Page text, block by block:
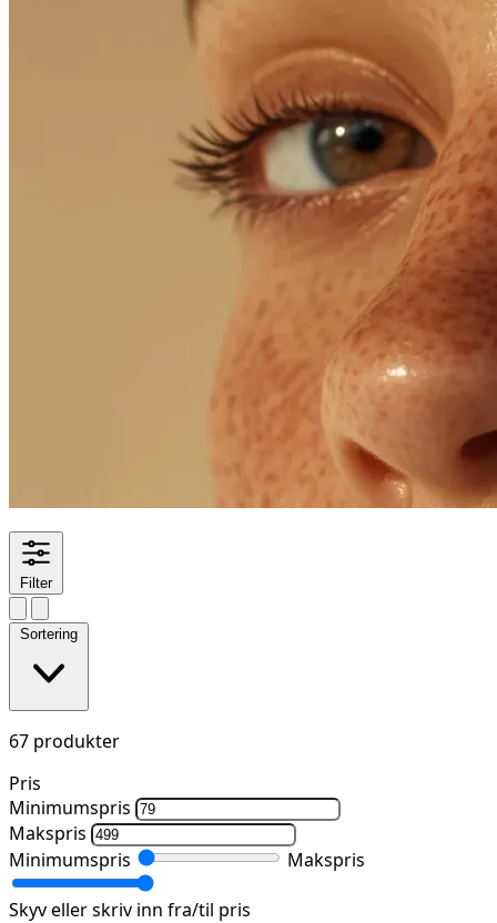
Filter
Sortering
67 produkter
Pris
Minimumspris
Makspris
Minimumspris
Makspris
Skyv eller skriv inn fra/til pris